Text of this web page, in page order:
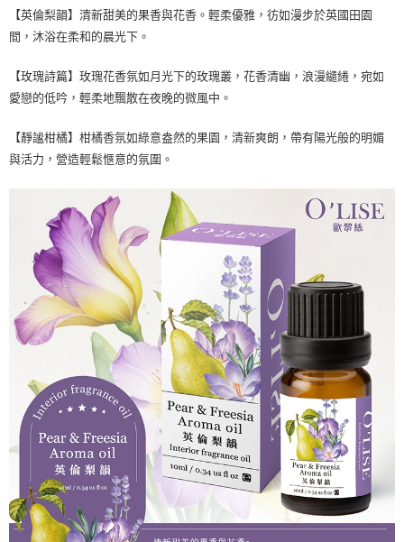
「AFTEE先享後付」，若未經同意申辦者引起之損失，本公司不負相關責
任。
時審查核予不同之上限額度；若仍有額度不足之情形，本公司將視審查結果
請求用戶進行身份認證。
５．嚴禁一人註冊多個帳號或使用他人資訊註冊。若發現惡意使用之情形，
宅配(本島)
每筆NT$100，滿NT$790(含以上)免運費
付款後寶雅門市自取(由倉庫統一出貨)
每筆NT$80，滿NT$290(含以上)免運費
【英倫梨韻】清新甜美的果香與花香。輕柔優雅，彷如漫步於英國田園
間，沐浴在柔和的晨光下。
【玫瑰詩篇】玫瑰花香氛如月光下的玫瑰叢，花香清幽，浪漫繾綣，宛如
愛戀的低吟，輕柔地飄散在夜晚的微風中。
【靜謐柑橘】柑橘香氛如綠意盎然的果園，清新爽朗，帶有陽光般的明媚
與活力，營造輕鬆愜意的氛圍。